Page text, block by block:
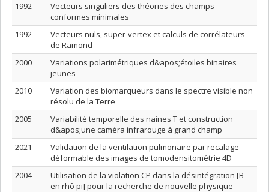
1992
Vecteurs singuliers des théories des champs
conformes minimales
1992
Vecteurs nuls, super-vertex et calculs de corrélateurs
de Ramond
2000
Variations polarimétriques d&apos;étoiles binaires
jeunes
2010
Variation des biomarqueurs dans le spectre visible non
résolu de la Terre
2005
Variabilité temporelle des naines T et construction
d&apos;une caméra infrarouge à grand champ
2021
Validation de la ventilation pulmonaire par recalage
déformable des images de tomodensitométrie 4D
2004
Utilisation de la violation CP dans la désintégration [B
en rhô pi] pour la recherche de nouvelle physique